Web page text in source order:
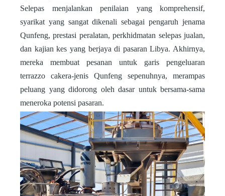
Selepas menjalankan penilaian yang komprehensif,
syarikat yang sangat dikenali sebagai pengaruh jenama
Qunfeng, prestasi peralatan, perkhidmatan selepas jualan,
dan kajian kes yang berjaya di pasaran Libya. Akhirnya,
mereka membuat pesanan untuk garis pengeluaran
terrazzo cakera-jenis Qunfeng sepenuhnya, merampas
peluang yang didorong oleh dasar untuk bersama-sama
meneroka potensi pasaran.